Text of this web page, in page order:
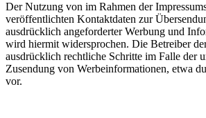
Der Nutzung von im Rahmen der
veröffentlichten Kontaktdaten zur
ausdrücklich angeforderter Werbung und
wird hiermit widersprochen. Die Betreiber
ausdrücklich rechtliche Schritte im Falle der
Zusendung von Werbeinformationen, etwa
vor.